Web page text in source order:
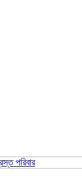
পরিবার